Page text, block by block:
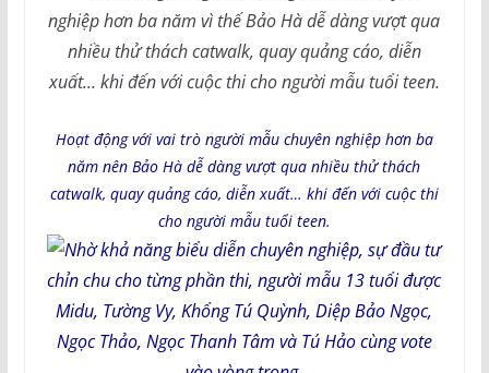
Hoạt động với vai trò người mẫu chuyên nghiệp hơn ba
năm nên Bảo Hà dễ dàng vượt qua nhiều thử thách
catwalk, quay quảng cáo, diễn xuất… khi đến với cuộc thi
cho người mẫu tuổi teen.